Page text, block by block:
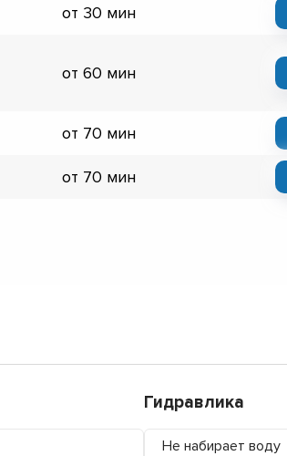
от 30 мин
от 60 мин
от 70 мин
от 70 мин
Гидравлика
Не набирает воду